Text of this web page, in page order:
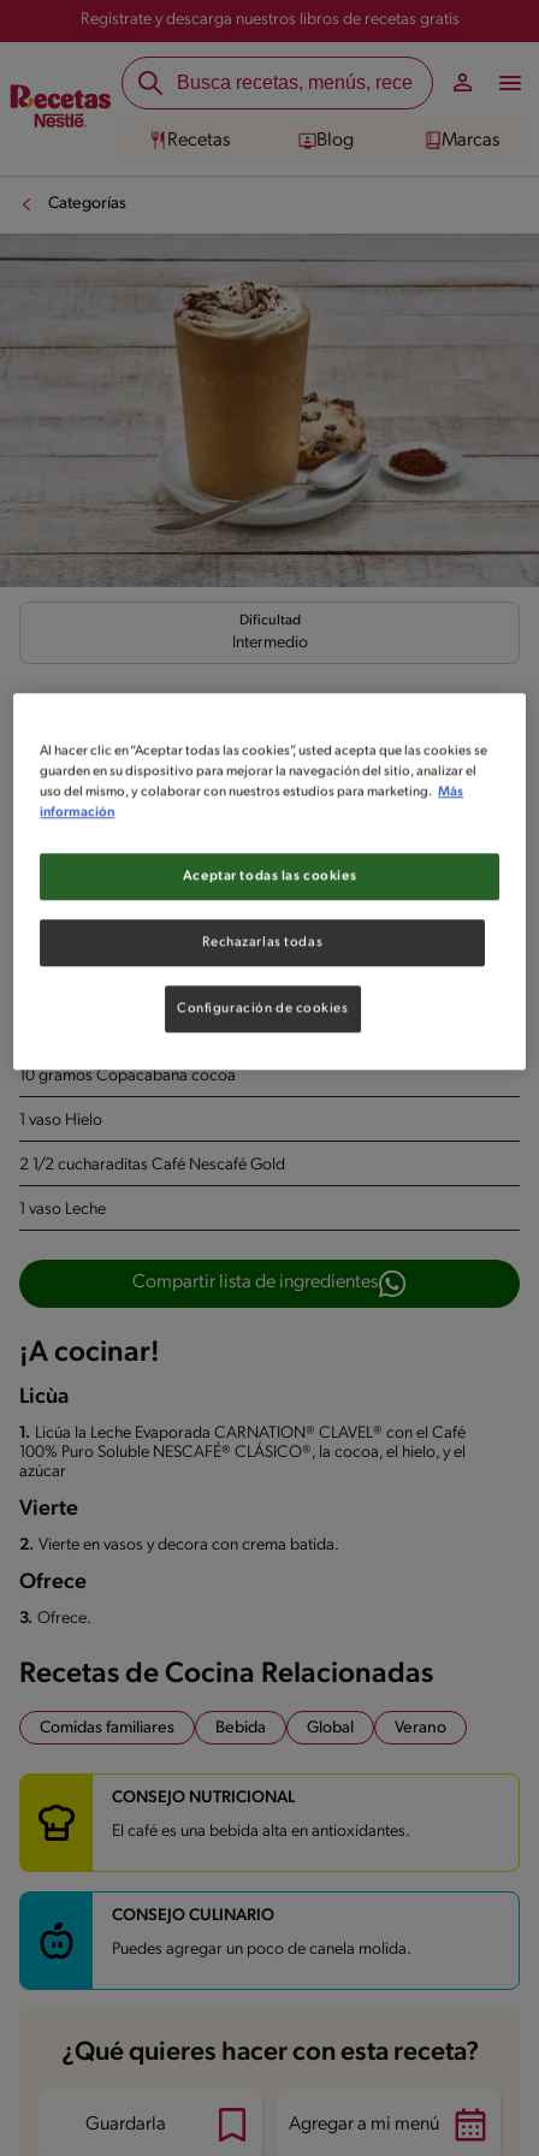
Registrate y descarga nuestros libros de recetas gratis
Recetas Blog Marcas
Categorías
Dificultad
Intermedio
PorAngeles
Refrescante frappe de moka
Ingredientes ¡A cocinar! Comentarios
Ingredientes
10 gramos Copacabana cocoa
1 vaso Hielo
2 1/2 cucharaditas Café Nescafé Gold
1 vaso Leche
Compartir lista de ingredientes
¡A cocinar!
Licùa
1. Licúa la Leche Evaporada CARNATION® CLAVEL® con el Café
100% Puro Soluble NESCAFÉ® CLÁSICO®, la cocoa, el hielo, y el
azúcar
Vierte
2. Vierte en vasos y decora con crema batida.
Ofrece
3. Ofrece.
Recetas de Cocina Relacionadas
Comidas familiares Bebida Global Verano
CONSEJO NUTRICIONAL
El café es una bebida alta en antioxidantes.
CONSEJO CULINARIO
Puedes agregar un poco de canela molida.
¿Qué quieres hacer con esta receta?
Guardarla Agregar a mi menú
Al hacer clic en “Aceptar todas las cookies”, usted acepta que las cookies se
guarden en su dispositivo para mejorar la navegación del sitio, analizar el
uso del mismo, y colaborar con nuestros estudios para marketing. Más
información
Rechazarlas todas
Aceptar todas las cookies
Configuración de cookies